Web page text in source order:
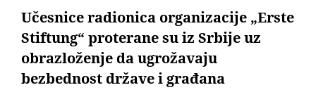
Učesnice radionica organizacije „Erste
Stiftung“ proterane su iz Srbije uz
obrazloženje da ugrožavaju
bezbednost države i građana